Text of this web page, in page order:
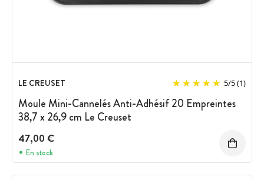
LE CREUSET 5/5(1)
Moule Mini-Cannelés Anti-Adhésif 20 Empreintes
38,7 x 26,9 cm Le Creuset
47,00 €
En stock